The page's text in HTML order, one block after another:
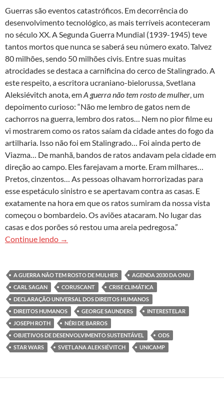
Guerras são eventos catastróficos. Em decorrência do
desenvolvimento tecnológico, as mais terríveis aconteceram
no século XX. A Segunda Guerra Mundial (1939-1945) teve
tantos mortos que nunca se saberá seu número exato. Talvez
80 milhões, sendo 50 milhões civis. Entre suas muitas
atrocidades se destaca a carnificina do cerco de Stalingrado. A
este respeito, a escritora ucraniano-bielorussa, Svetlana
Aleksiévitch anota, emA guerra não tem rosto de mulher, um
depoimento curioso: “Não me lembro de gatos nem de
cachorros na guerra, lembro dos ratos… Nem no pior filme eu
vi mostrarem como os ratos saíam da cidade antes do fogo da
artilharia. Isso não foi em Stalingrado… Foi ainda perto de
Viazma… De manhã, bandos de ratos andavam pela cidade em
direção ao campo. Eles farejavam a morte. Eram milhares…
Pretos, cinzentos… As pessoas olhavam horrorizadas para
esse espetáculo sinistro e se apertavam contra as casas. E
exatamente na hora em que os ratos sumiram da nossa vista
começou o bombardeio. Os aviões atacaram. No lugar das
casas e dos porões só restou uma areia pedregosa.”
Continue lendo As baratas de Moscou
→
A GUERRA NÃO TEM ROSTO DE MULHER
AGENDA 2030 DA ONU
CARL SAGAN
CORUSCANT
CRISE CLIMÁTICA
DECLARAÇÃO UNIVERSAL DOS DIREITOS HUMANOS
DIREITOS HUMANOS
GEORGE SAUNDERS
INTERESTELAR
JOSEPH ROTH
NÉRI DE BARROS
OBJETIVOS DE DESENVOLVIMENTO SUSTENTÁVEL
ODS
STAR WARS
SVETLANA ALEKSIÉVITCH UNICAMP